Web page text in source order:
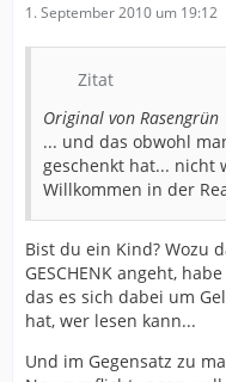
1. September 2010 um 19:12
Zitat
Original von Rasengrün
... und das obwohl
geschenkt hat... nicht
Willkommen in der
Bist du ein Kind? Wozu
GESCHENK angeht,
das es sich dabei um
hat, wer lesen kann...
Und im Gegensatz zu